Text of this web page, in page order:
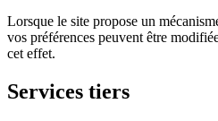
Lorsque le site propose un
vos préférences peuvent être
cet effet.
Services tiers